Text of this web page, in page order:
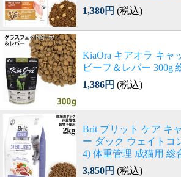
1,380円 (税込)
KiaOra キアオラ キャ
ビーフ＆レバー 300g
1,386円 (税込)
Brit ブリット ケア キ
ー ダック ウェイトコ
4) 体重管理 成猫用 総
3,850円 (税込)